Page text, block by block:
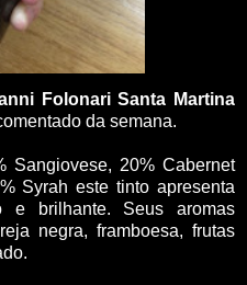
Folonari Santa Martina
da semana.
Sangiovese, 20% Cabernet
Syrah este tinto apresenta
e brilhante. Seus aromas
negra, framboesa, frutas